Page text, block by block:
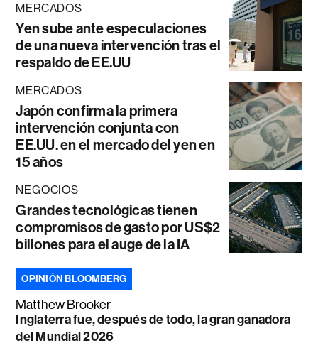
MERCADOS
Yen sube ante especulaciones
de una nueva intervención tras el
respaldo de EE.UU
MERCADOS
Japón confirma la primera
intervención conjunta con
EE.UU. en el mercado del yen en
15 años
NEGOCIOS
Grandes tecnológicas tienen
compromisos de gasto por US$2
billones para el auge de la IA
OPINIÓN BLOOMBERG
Matthew Brooker
Inglaterra fue, después de todo, la gran ganadora
del Mundial 2026